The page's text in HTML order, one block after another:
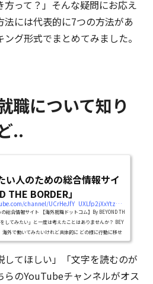
って？」そんな疑問にお応え
には代表的に7つの方法があ
グ形式でまとめてみました。
職について知り
..
い人のための総合情報サイ
THE BORDER」
https://www.youtube.com/channel/UCrHeJfY_UXLfp2jXxYtzD6A/featured
総合情報サイト 【海外就職ドットコム】By BEYOND TH
をしてみたい」と一度は考えたことはありませんか？ BEY
海外で働いてみたいけれど具体的に どの様に行動に移せ
、 進路...
してほしい」「文字を読むのが
らのYouTubeチャンネルがオス